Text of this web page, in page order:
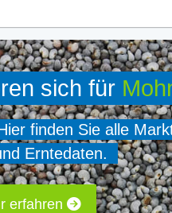
sich für
finden Sie alle
Erntedaten.
erfahren